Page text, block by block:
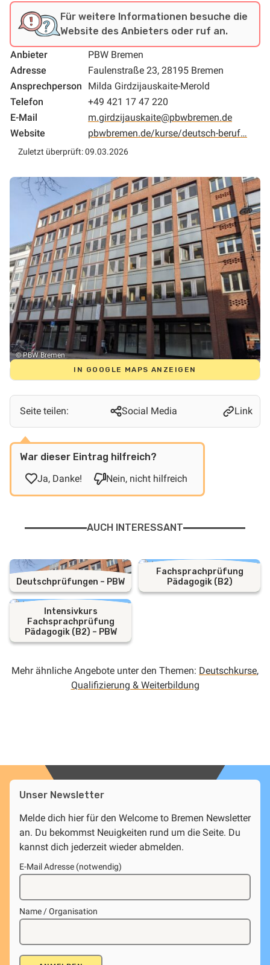
Für weitere Informationen besuche die
Website des Anbieters oder ruf an.
Anbieter
PBW Bremen
Adresse
Faulenstraße 23, 28195 Bremen
Ansprechperson
Milda Girdzijauskaite-Merold
Telefon
+49 421 17 47 220
E-Mail
m.girdzijauskaite@pbwbremen.de
Website
pbwbremen.de/kurse/deutsch-beruf…
Zuletzt überprüft: 09.03.2026
© PBW Bremen
IN GOOGLE MAPS ANZEIGEN
Seite teilen: Social Media Link
War dieser Eintrag hilfreich?
Ja, Danke!
Nein, nicht hilfreich
AUCH INTERESSANT
Deutschprüfungen – PBW
Fachsprachprüfung
Pädagogik (B2)
Intensivkurs
Fachsprachprüfung
Pädagogik (B2) – PBW
Mehr ähnliche Angebote unter den Themen: Deutschkurse,
Qualifizierung & Weiterbildung
Unser Newsletter
Melde dich hier für den Welcome to Bremen Newsletter
an. Du bekommst Neuigkeiten rund um die Seite. Du
kannst dich jederzeit wieder abmelden.
E-Mail Adresse (notwendig)
Name / Organisation